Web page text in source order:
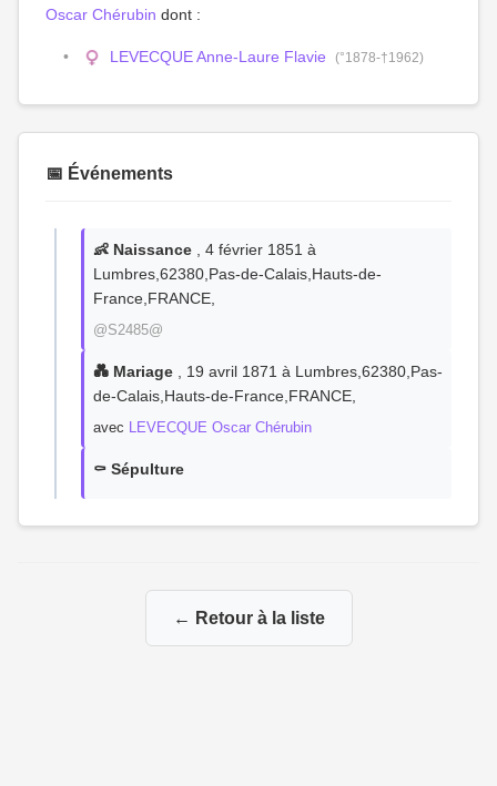
Oscar Chérubin dont :
LEVECQUE Anne-Laure Flavie (°1878-†1962)
📅 Événements
👶 Naissance , 4 février 1851 à
Lumbres,62380,Pas-de-Calais,Hauts-de-
France,FRANCE,
@S2485@
💑 Mariage , 19 avril 1871 à Lumbres,62380,Pas-
de-Calais,Hauts-de-France,FRANCE,
avec LEVECQUE Oscar Chérubin
⚰️ Sépulture
← Retour à la liste